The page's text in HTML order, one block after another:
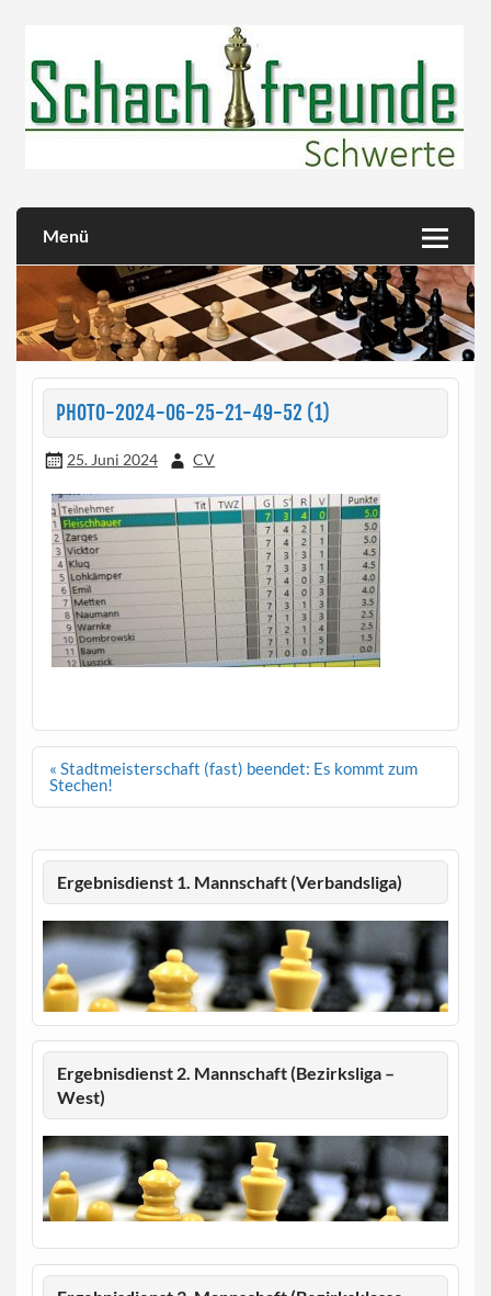
Menü
PHOTO-2024-06-25-21-49-52 (1)
25. Juni 2024 CV
Beitragsnavigation
« Stadtmeisterschaft (fast) beendet: Es kommt zum
Stechen!
Ergebnisdienst 1. Mannschaft (Verbandsliga)
Ergebnisdienst 2. Mannschaft (Bezirksliga –
West)